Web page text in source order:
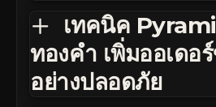
เทคนิค
ทองคำ เพิ่มออเดอ
อย่างปลอดภัย